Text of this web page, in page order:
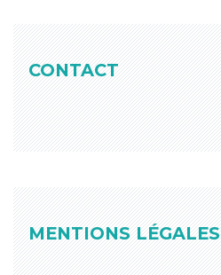
CONTACT
MENTIONS LÉGALES